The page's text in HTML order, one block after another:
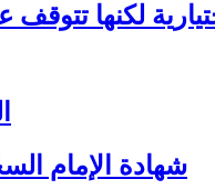
لكنها تتوقف
شهادة الإمام